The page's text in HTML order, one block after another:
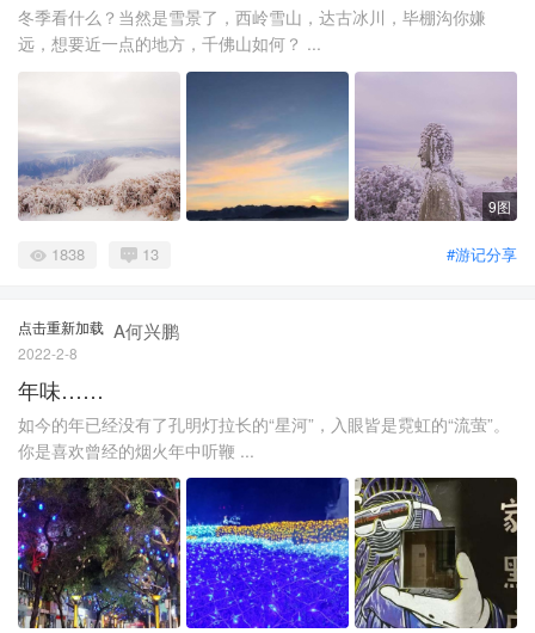
冬季看什么？当然是雪景了，西岭雪山，达古冰川，毕棚沟你嫌
远，想要近一点的地方，千佛山如何？ ...
9图
#游记分享
1838 13
点击重新加载 A何兴鹏
2022-2-8
年味……
如今的年已经没有了孔明灯拉长的“星河”，入眼皆是霓虹的“流萤”。
你是喜欢曾经的烟火年中听鞭 ...